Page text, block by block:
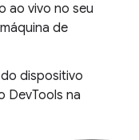
ao vivo no seu
de
dispositivo
DevTools na